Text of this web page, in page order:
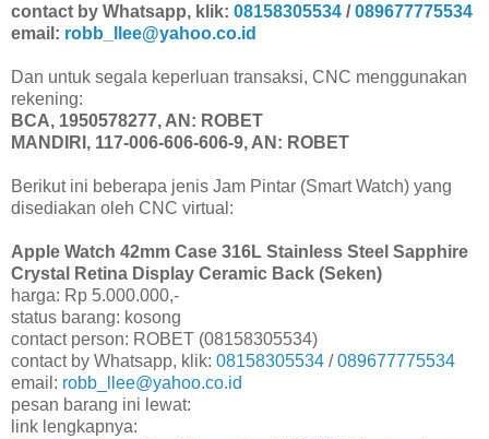
contact by Whatsapp, klik: 08158305534 /089677775534
email: robb_llee@yahoo.co.id
Dan untuk segala keperluan transaksi, CNC menggunakan
rekening:
BCA, 1950578277, AN: ROBET
MANDIRI, 117-006-606-606-9, AN: ROBET
Berikut ini beberapa jenis Jam Pintar (Smart Watch) yang
disediakan oleh CNC virtual:
Apple Watch 42mm Case 316L Stainless Steel Sapphire
Crystal Retina Display Ceramic Back (Seken)
harga: Rp 5.000.000,-
status barang: kosong
contact person: ROBET (08158305534)
contact by Whatsapp, klik: 08158305534 /089677775534
email: robb_llee@yahoo.co.id
pesan barang ini lewat:
link lengkapnya: